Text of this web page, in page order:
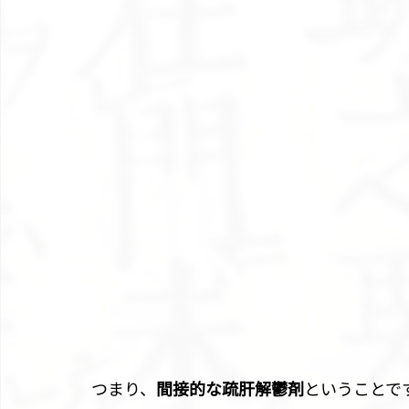
つまり、 間接的な疏肝解鬱剤ということで